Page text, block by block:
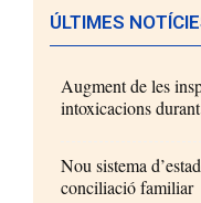
ÚLTIMES
Augment de les
intoxicacions
Nou sistema
conciliació familiar